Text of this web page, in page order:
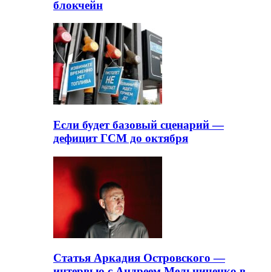
блокчейн
Если будет базовый сценарий —
дефицит ГСМ до октября
Статья Аркадия Островского —